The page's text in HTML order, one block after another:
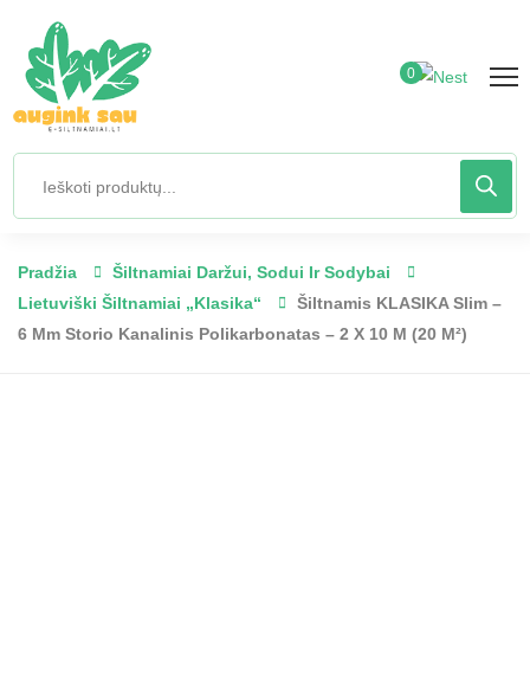
0
Pradžia
Šiltnamiai Daržui, Sodui Ir Sodybai
Lietuviški Šiltnamiai „Klasika“
Šiltnamis KLASIKA Slim –
6 Mm Storio Kanalinis Polikarbonatas – 2 X 10 M (20 M²)